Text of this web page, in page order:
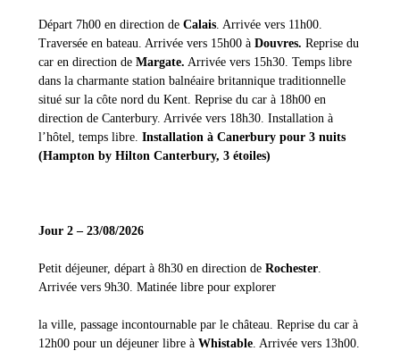
Départ 7h00 en direction de Calais . Arrivée vers 11h00.
Traversée en bateau. Arrivée vers 15h00 à Douvres. Reprise du
car en direction de Margate. Arrivée vers 15h30. Temps libre
dans la charmante station balnéaire britannique traditionnelle
situé sur la côte nord du Kent. Reprise du car à 18h00 en
direction de Canterbury. Arrivée vers 18h30. Installation à
l’hôtel, temps libre. Installation à Canerbury pour 3 nuits
(Hampton by Hilton Canterbury, 3 étoiles)
Jour 2 – 23/08/2026
Petit déjeuner, départ à 8h30 en direction de Rochester
Arrivée vers 9h30. Matinée libre pour explorer
la ville, passage incontournable par le château. Reprise du car à
12h00 pour un déjeuner libre à Whistable . Arrivée vers 13h00.